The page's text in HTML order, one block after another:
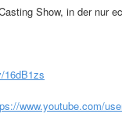
Show, in der nur
16dB1zs
www.youtube.com/